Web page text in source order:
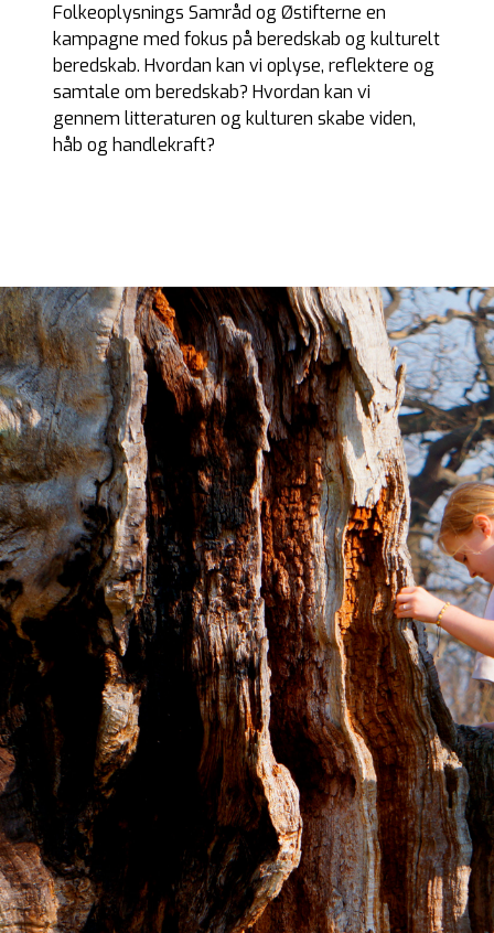
Folkeoplysnings Samråd og Østifterne en
kampagne med fokus på beredskab og kulturelt
beredskab. Hvordan kan vi oplyse, reflektere og
samtale om beredskab? Hvordan kan vi
gennem litteraturen og kulturen skabe viden,
håb og handlekraft?